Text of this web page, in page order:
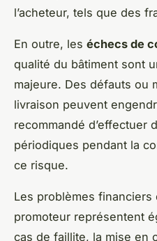
l’acheteur, tels que des
En outre, les échecs de
qualité du bâtiment sont
majeure. Des défauts ou
livraison peuvent
recommandé d’effectuer
périodiques pendant la
ce risque.
Les problèmes financiers
promoteur représentent
cas de faillite, la mise en